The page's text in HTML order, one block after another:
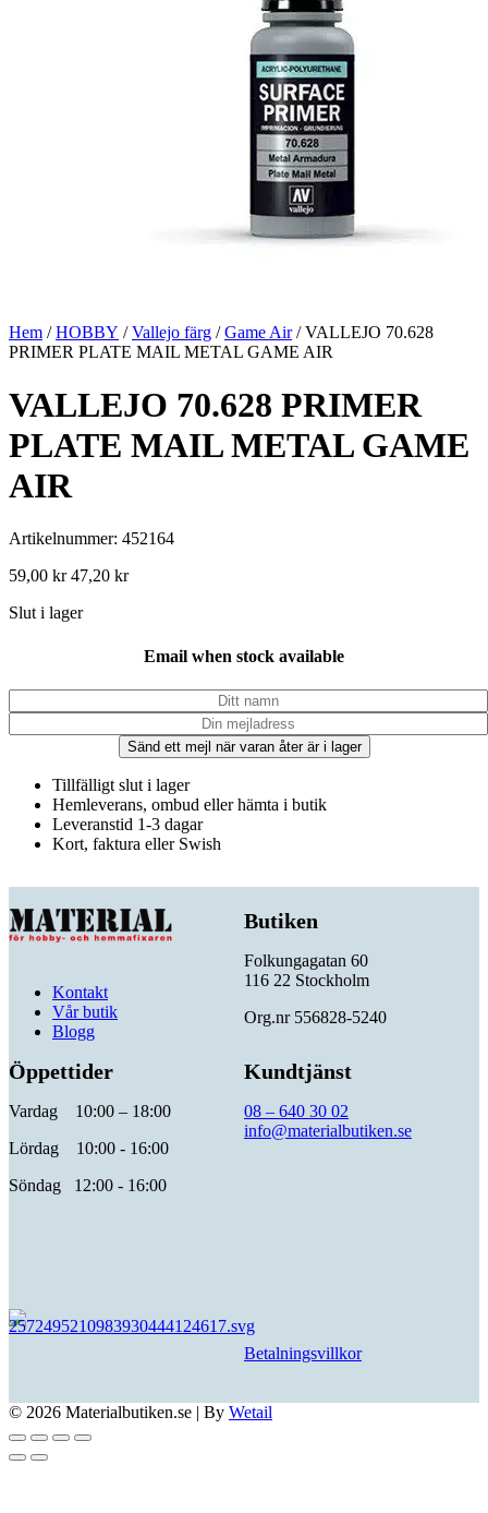
Hem /HOBBY /Vallejo färg /Game Air/ VALLEJO 70.628
PRIMER PLATE MAIL METAL GAME AIR
VALLEJO 70.628 PRIMER
PLATE MAIL METAL GAME
AIR
Artikelnummer: 452164
59,00 kr 47,20 kr
Slut i lager
Email when stock available
Sänd ett mejl när varan åter är i lager
Tillfälligt slut i lager
Hemleverans, ombud eller hämta i butik
Leveranstid 1-3 dagar
Kort, faktura eller Swish
Kontakt
Vår butik
Blogg
Butiken
Folkungagatan 60
116 22 Stockholm
Org.nr 556828-5240
Öppettider
Vardag 10:00 – 18:00
Lördag 10:00 - 16:00
Söndag 12:00 - 16:00
Kundtjänst
08 – 640 30 02
info@materialbutiken.se
Betalningsvillkor
© 2026 Materialbutiken.se | By Wetail